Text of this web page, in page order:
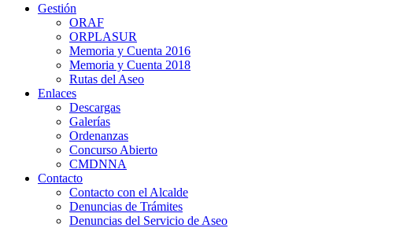
Gestión
ORAF
ORPLASUR
Memoria y Cuenta 2016
Memoria y Cuenta 2018
Rutas del Aseo
Enlaces
Descargas
Galerías
Ordenanzas
Concurso Abierto
CMDNNA
Contacto
Contacto con el Alcalde
Denuncias de Trámites
Denuncias del Servicio de Aseo